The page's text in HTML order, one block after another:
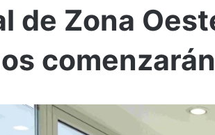
de Zona